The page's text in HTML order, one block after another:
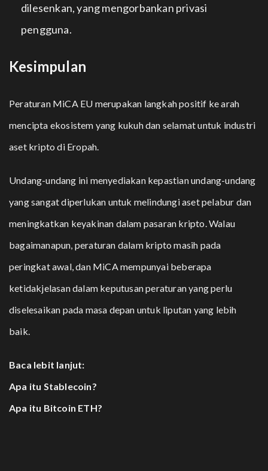
dilesenkan, yang mengorbankan privasi
pengguna.
Kesimpulan
Peraturan MiCA EU merupakan langkah positif ke arah
mencipta ekosistem yang kukuh dan selamat untuk industri
aset kripto di Eropah.
Undang-undang ini menyediakan kepastian undang-undang
yang sangat diperlukan untuk melindungi aset pelabur dan
meningkatkan keyakinan dalam pasaran kripto. Walau
bagaimanapun, peraturan dalam kripto masih pada
peringkat awal, dan MiCA mempunyai beberapa
ketidakjelasan dalam keputusan peraturan yang perlu
diselesaikan pada masa depan untuk liputan yang lebih
baik.
Baca lebit lanjut:
Apa itu Stablecoin?
Apa itu Bitcoin ETH?